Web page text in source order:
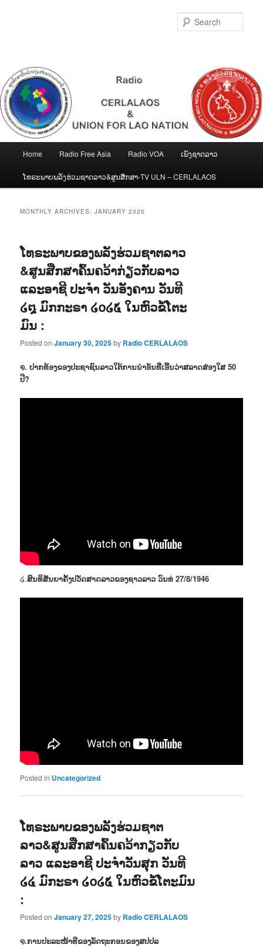
Home Radio Free Asia Radio VOA ເພັງຊາດລາວ
ໂທຣະພາບພລັງຮ່ວມຊາດລາວ&ສູນສືກສາ-TV ULN – CERLALAOS
MONTHLY ARCHIVES:JANUARY 2025
ໂທຣະພາບຂອງພລັງຮ່ວມຊາຕລາວ
&ສູນສືກສາຄົ້ນຄວ້າກ່ຽວກັບລາວ
ແລະອາຊີ ປະຈຳ ວັນອັງຄານ ວັນທີ
໒໘ ມົກກະຣາ ໒໐໒໕ ໃນຫົວຂໍ້ໂຕະ
ມົນ :
Posted onJanuary 30, 2025by Radio CERLALAOS
໑. ປາກທ້ອງຂອງປະຊາຊົນລາວໃຕ້ການນຳອັນທີ່ເອີ້ນວ່າສລາດສ່ອງໃສ 50
ປີ?
໒.ສົນທິສັນຍາຄັ້ງປວັດສາດລາວຂອງຊາວລາວ ວົນທ່ 27/8/1946
Posted in Uncategorized
ໂທຣະພາບຂອງພລັງຮ່ວມຊາຕ
ລາວ&ສູນສືກສາຄົ້ນຄວ້າກຽວກັບ
ລາວ ແລະອາຊີ ປະຈຳວັນສຸກ ວັນທີ
໒໔ ມົກະຣາ ໒໐໒໕ ໃນຫົວຂໍ້ໂຕະມົນ
:
Posted onJanuary 27, 2025by Radio CERLALAOS
໑.ການປະລະໜ້າທີຂອງລັດຖະກອນຂອງສປປລ